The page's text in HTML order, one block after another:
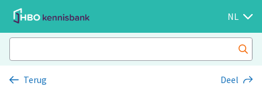
NL
Terug Deel